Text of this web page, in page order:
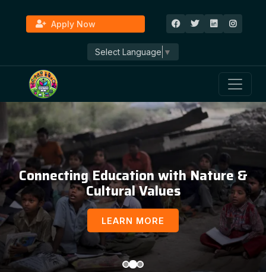
Apply Now
Select Language ▼
Connecting Education with Nature &
Cultural Values
LEARN MORE